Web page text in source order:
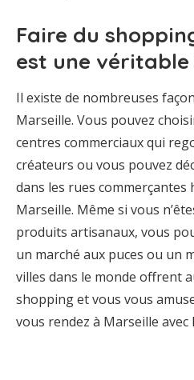
Faire du
est une véritable
Il existe de nombreuses
Marseille. Vous pouvez
centres commerciaux qui
créateurs ou vous pouvez
dans les rues
Marseille. Même si vous
produits artisanaux, vous
un marché aux puces ou un
villes dans le monde offrent
shopping et vous vous
vous rendez à Marseille